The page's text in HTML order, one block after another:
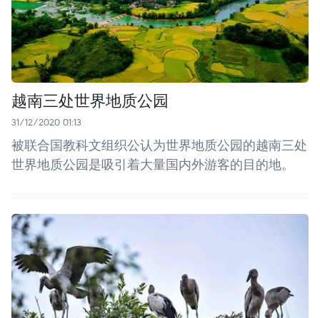
越南三处世界地质公园
31/12/2020 01:13
被联合国教科文组织公认为世界地质公园的越南三处
世界地质公园是吸引着大量国内外游客的目的地。